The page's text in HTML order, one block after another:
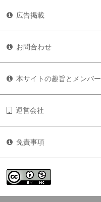
広告掲載
お問合わせ
本サイトの趣旨とメンバー
運営会社
免責事項